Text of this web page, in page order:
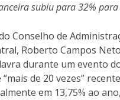
subiu para 32%
Conselho de
Roberto Campos
durante um evento
de 20 vezes”
em 13,75% ao